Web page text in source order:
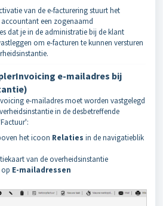
van de e-facturering stuurt het
een zogenaamd
dat je in de administratie bij de klant
om e-facturen te kunnen versturen
e-mailadres bij
e-mailadres moet worden vastgelegd
in de desbetreffende
het icoon Relaties in de navigatieblik
van de overheidsinstantie
op E-mailadressen